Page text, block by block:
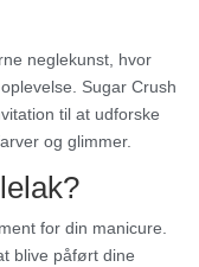
neglekunst, hvor
Sugar Crush
til at udforske
og glimmer.
for din manicure.
blive påført dine